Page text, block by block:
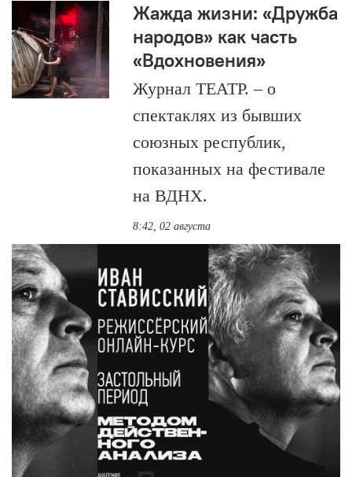
Жажда жизни: «Дружба
народов» как часть
«Вдохновения»
Журнал ТЕАТР. – о
спектаклях из бывших
союзных республик,
показанных на фестивале
на ВДНХ.
8:42, 02 августа